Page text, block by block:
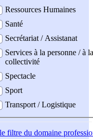
Ressources Humaines
Santé
Secrétariat / Assistanat
Services à la personne / à la
collectivité
Spectacle
Sport
Transport / Logistique
filtre du domaine